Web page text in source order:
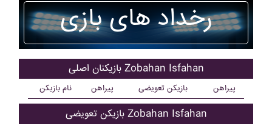
رخداد های بازی
بازیکنان اصلی Zobahan Isfahan
نام بازیکن پیراهن بازیکن تعویضی پیراهن
بازیکن تعویضی Zobahan Isfahan